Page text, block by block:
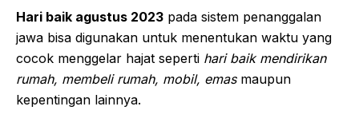
Hari baik agustus 2023 pada sistem penanggalan
jawa bisa digunakan untuk menentukan waktu yang
cocok menggelar hajat seperti hari baik mendirikan
rumah, membeli rumah, mobil, emasmaupun
kepentingan lainnya.